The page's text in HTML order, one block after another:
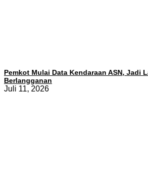
Pemkot Mulai Data Kendaraan ASN, Jadi
Berlangganan
Juli 11, 2026